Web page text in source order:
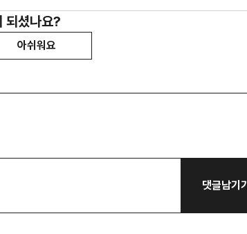
되셨나요?
아쉬워요
댓글남기기